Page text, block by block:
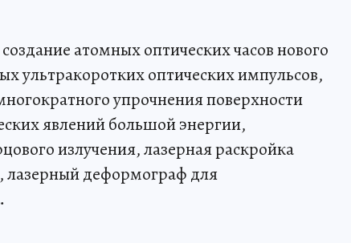
атомных оптических часов нового
ультракоротких оптических импульсов,
упрочнения поверхности
явлений большой энергии,
излучения, лазерная раскройка
лазерный деформограф для